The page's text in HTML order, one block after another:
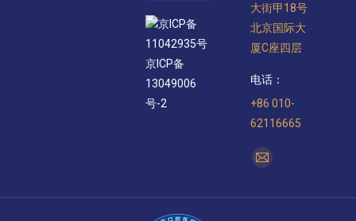
京ICP备
11042935号
京ICP备
13049006
号-2
大街甲18号
北京国际大
厦C座四层
电话：
+86 010-
62116665
找到我们：
Mail